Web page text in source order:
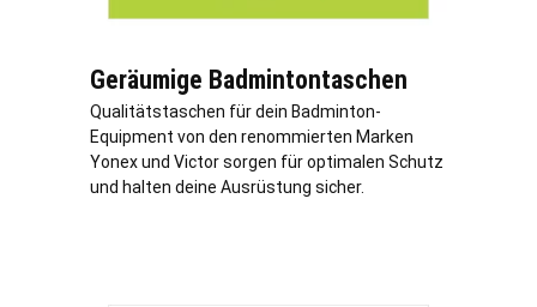
Geräumige Badmintontaschen
Qualitätstaschen für dein Badminton-
Equipment von den renommierten Marken
Yonex und Victor sorgen für optimalen Schutz
und halten deine Ausrüstung sicher.